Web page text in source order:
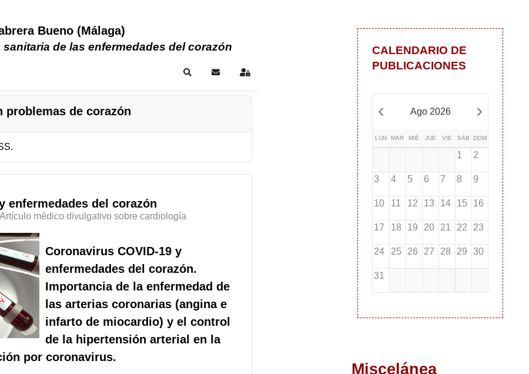
Bueno (Málaga)
de las enfermedades del corazón
SearchSuscribirse a las actualizaciones
Sign In
de corazón
enfermedades del corazón
Artículo médico divulgativo sobre cardiología
Coronavirus COVID-19 y
enfermedades del corazón.
Importancia de la enfermedad de
las arterias coronarias (angina e
infarto de miocardio) y el control
de la hipertensión arterial en la
por coronavirus.
CALENDARIO DE
PUBLICACIONES
Ago 2026
LUN MAR MIÉ JUE VIE SÁB DOM
1 2
3 4 5 6 7 8 9
10 11 12 13 14 15 16
17 18 19 20 21 22 23
24 25 26 27 28 29 30
31
Miscelánea